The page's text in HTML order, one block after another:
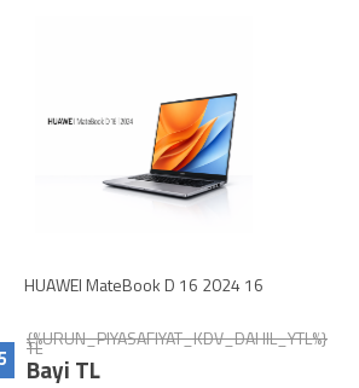
MateBook D 16 2024 16
TL